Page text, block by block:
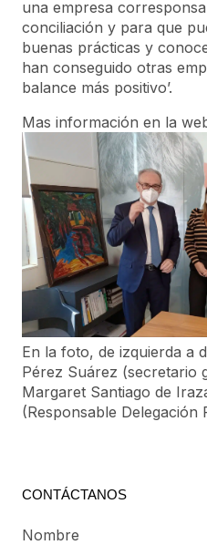
una empresa
conciliación y para que
buenas prácticas y
han conseguido otras
balance más positivo’.
Mas información en la
En la foto, de izquierda a
Pérez Suárez (secretario
Margaret Santiago de
(Responsable Delegación
CONTÁCTANOS
Nombre